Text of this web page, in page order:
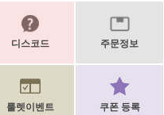
디스코드 주문정보
룰렛이벤트 쿠폰 등록